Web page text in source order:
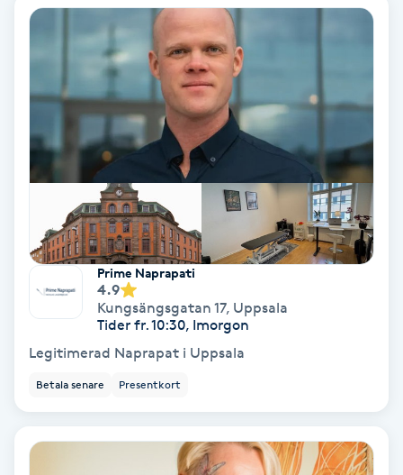
Olaplexbehandling
Ombre brows
Ombre naglar
Optiker
Ortobionomi
Prime Naprapati
4.9
Kungsängsgatan 17, Uppsala
Tider fr. 10:30, Imorgon
Legitimerad Naprapat i Uppsala
Betala senare Presentkort